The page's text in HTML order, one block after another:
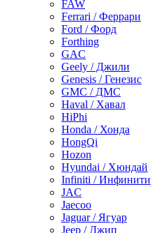
FAW
Ferrari / Феррари
Ford / Форд
Forthing
GAC
Geely / Джили
Genesis / Генезис
GMC / ДМС
Haval / Хавал
HiPhi
Honda / Хонда
HongQi
Hozon
Hyundai / Хюндай
Infiniti / Инфинити
JAC
Jaecoo
Jaguar / Ягуар
Jeep / Джип